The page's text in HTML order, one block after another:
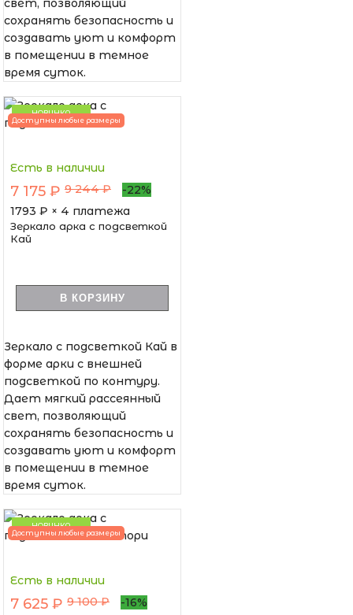
свет, позволяющий
сохранять безопасность и
создавать уют и комфорт
в помещении в темное
время суток.
НОВИНКА
Доступны любые размеры
Есть в наличии
7 175 ₽ 9 244 ₽
-22%
1793 ₽ × 4 платежа
Зеркало арка с подсветкой
Кай
В КОРЗИНУ
Зеркало с подсветкой Кай в
форме арки с внешней
подсветкой по контуру.
Дает мягкий рассеянный
свет, позволяющий
сохранять безопасность и
создавать уют и комфорт
в помещении в темное
время суток.
НОВИНКА
Доступны любые размеры
Есть в наличии
7 625 ₽ 9 100 ₽
-16%